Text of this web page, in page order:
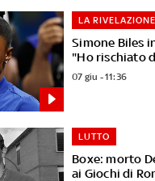
Simone Biles
"Ho rischiato
LA RIVELAZIONE
07 giu - 11:36
Boxe: morto
ai Giochi di
LUTTO